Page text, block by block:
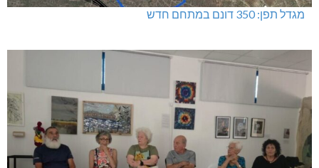
מגדל תפן: 350 דונם במתחם חדש